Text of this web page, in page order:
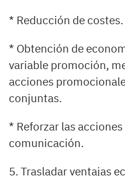
* Reducción de costes.
* Obtención de
variable promoción,
acciones
conjuntas.
* Reforzar las
comunicación.
5. Trasladar ventajas